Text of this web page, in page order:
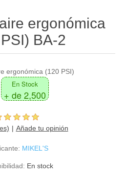
ergonómica
BA-2
ergonómica (120 PSI)
En Stock
+ de 2,500
Añade tu opinión
MIKEL'S
En stock